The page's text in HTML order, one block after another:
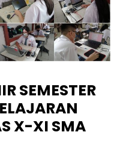
SEMESTER
X-XI SMA